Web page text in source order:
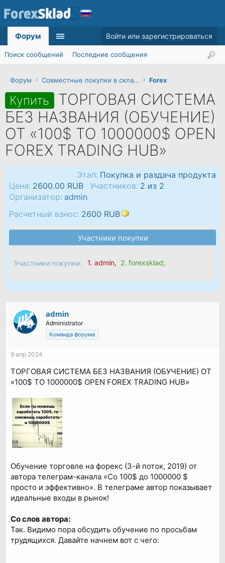
Форум Совместные покупки в складчинуForex
Купить ТОРГОВАЯ СИСТЕМА
БЕЗ НАЗВАНИЯ (ОБУЧЕНИЕ)
ОТ «100$ TO 1000000$ OPEN
FOREX TRADING HUB»
Этап: Покупка и раздача продукта
Цена: 2600.00 RUB Участников: 2 из 2
Организатор: admin
Расчетный взнос: 2600 RUB
Участники покупки
Участники покупки: 1. admin, 2. forexsklad;
admin
Administrator
Команда форума
9 апр 2024
ТОРГОВАЯ СИСТЕМА БЕЗ НАЗВАНИЯ (ОБУЧЕНИЕ) ОТ
«100$ TO 1000000$ OPEN FOREX TRADING HUB»
Обучение торговле на форекс (3-й поток, 2019) от
автора телеграм-канала «Со 100$ до 1000000 $
просто и эффективно». В телеграме автор показывает
идеальные входы в рынок!
Со слов автора:
Так. Видимо пора обсудить обучение по просьбам
трудящихся. Давайте начнем вот с чего:
Форум
Поиск сообщений Последние сообщения
Войти или зарегистрироваться